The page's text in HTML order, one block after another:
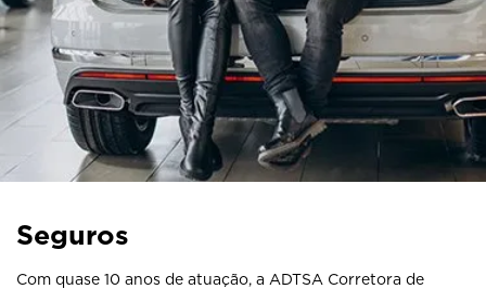
Seguros
Com quase 10 anos de atuação, a ADTSA Corretora de